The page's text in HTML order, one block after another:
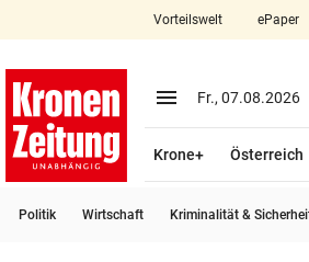
account_circle Anmelden
Vorteilswelt ePaper
menu Menü aufklappen
Fr., 07.08.2026
Krone+ Österreich
Politik Wirtschaft Kriminalität &